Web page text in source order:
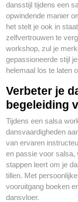
dansstijl tijdens een
opwindende manier
het stelt je ook in
zelfvertrouwen te
workshop, zul je
gepassioneerde stijl
helemaal los te laten
Verbeter je
begeleiding
Tijdens een salsa
dansvaardigheden
van ervaren
en passie voor salsa,
stappen leert om je
tillen. Met
vooruitgang boeken
dansvloer.